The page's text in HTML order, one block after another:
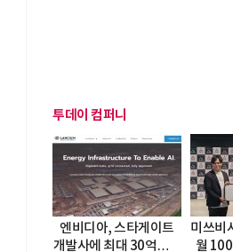
투데이 컴퍼니
엔비디아, 스타게이트
개발사에 최대 30억달러
미쓰비
월